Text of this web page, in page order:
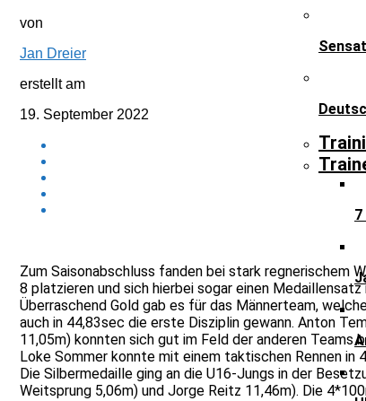
von
Jan Dreier
erstellt am
19. September 2022
Zum Saisonabschluss fanden bei stark
8 platzieren und sich hierbei sogar einen Medaillensatz
Überraschend Gold gab es für das Männerteam,
auch in 44,83sec die erste Disziplin gewann. Anton
11,05m) konnten sich gut im Feld der anderen
Loke Sommer konnte mit einem taktischen Rennen in
Die Silbermedaille ging an die U16-Jungs in der
Weitsprung 5,06m) und Jorge Reitz 11,46m). Die